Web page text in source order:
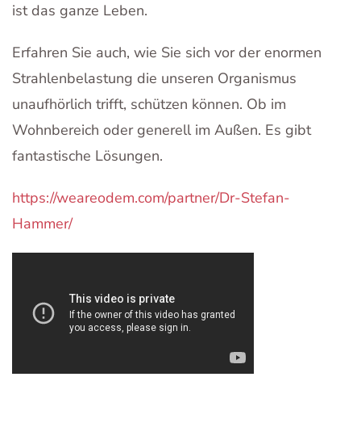
ist das ganze Leben.
Erfahren Sie auch, wie Sie sich vor der enormen
Strahlenbelastung die unseren Organismus
unaufhörlich trifft, schützen können. Ob im
Wohnbereich oder generell im Außen. Es gibt
fantastische Lösungen.
https://weareodem.com/partner/Dr-Stefan-
Hammer/